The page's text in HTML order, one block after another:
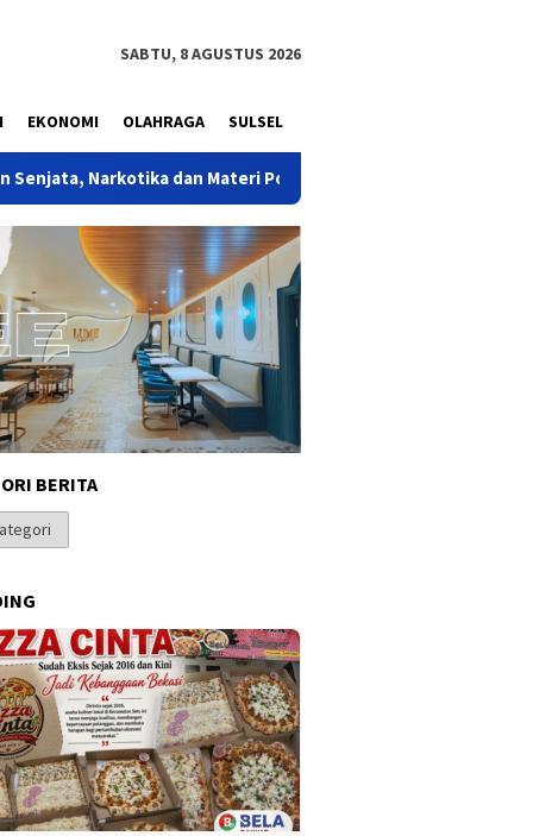
SABTU, 8 AGUSTUS 2026
EKONOMI OLAHRAGA SULSEL
dan Materi Pornografi di Sekolah Jaksel
BERITA